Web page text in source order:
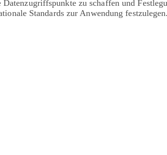
zu schaffen und
Standards zur Anwendung